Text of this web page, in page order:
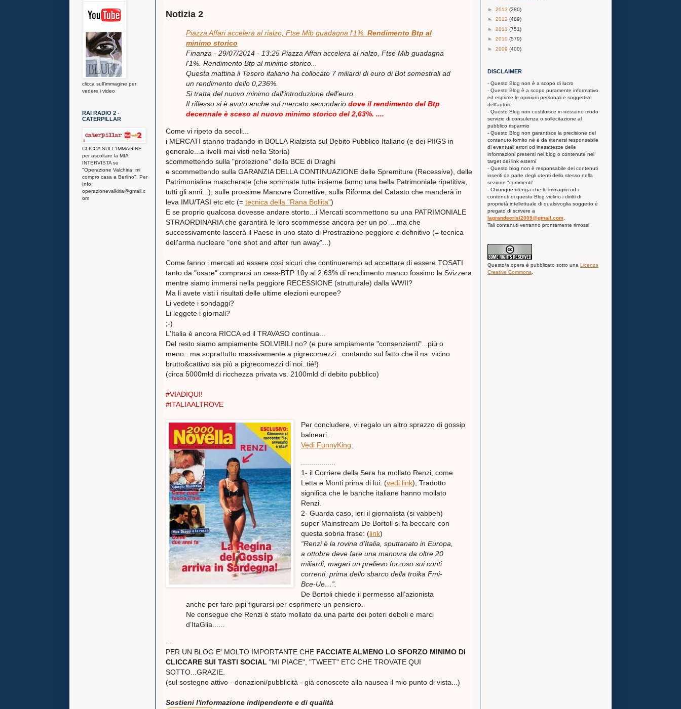
Notizia 2
Piazza Affari accelera al rialzo, Ftse Mib guadagna l'1%. Rendimento Btp al
minimo storico
Finanza - 29/07/2014 - 13:25 Piazza Affari accelera al rialzo, Ftse Mib guadagna
l'1%. Rendimento Btp al minimo storico...
Questa mattina il Tesoro italiano ha collocato 7 miliardi di euro di Bot semestrali ad
un rendimento dello 0,236%.
Si tratta del nuovo minimo dall'introduzione dell'euro.
Il riflesso si è avuto anche sul mercato secondario dove il rendimento del Btp
decennale è sceso al nuovo minimo storico del 2,63%. ....
Come vi ripeto da secoli...
i MERCATI stanno tradando in BOLLA Rialzista sul Debito Pubblico Italiano (e dei PIIGS in
generale...a livelli mai visti nella Storia)
scommettendo sulla "protezione" della BCE di Draghi
e scommettendo sulla GARANZIA DELLA CONTINUAZIONE delle Spremiture (Recessive), delle
Patrimonialine mascherate (che sommate tutte insieme fanno una bella Patrimoniale ripetitiva,
tutti gli anni...), sulle prossime Manovre Correttive, sulla Riforma del Catasto che manderà in
leva IMU/TASI etc etc (= tecnica della "Rana Bollita")
E se proprio qualcosa dovesse andare storto...i Mercati scommettono su una PATRIMONIALE
STRAORDINARIA che garantirà le loro scommesse ancora per un po' ...ma che
successivamente lascerà il Paese in uno stato di Prostrazione peggiore e definitivo (= tecnica
dell'arma nucleare "one shot and after run away"...)
Come fanno i mercati ad essere così sicuri che continueremo ad accettare di essere TOSATI
tanto da "osare" comprarsi un cess-BTP 10y al 2,63% di rendimento manco fossimo la Svizzera
mentre siamo immersi nella peggiore RECESSIONE (strutturale) dalla WWII?
Ma li avete visti i risultati delle ultime elezioni europee?
Li vedete i sondaggi?
Li leggete i giornali?
;-)
L'Italia è ancora RICCA ed il TRAVASO continua...
Del resto siamo ampiamente SOLVIBILI no? (e pure ampiamente "consenzienti"...più o
meno...ma soprattutto massivamente a pigrecomezzi...contando sul fatto che il ns. vicino
brutto&cattivo sia più a pigrecomezzi di noi..tié!)
(circa 5000mld di ricchezza privata vs. 2100mld di debito pubblico)
#VIADIQUI!
#ITALIAALTROVE
Per concludere, vi regalo un altro sprazzo di gossip
balneari...
Vedi FunnyKing:
1- il Corriere della Sera ha mollato Renzi, come
Letta e Monti prima di lui. (vedi link), Tradotto
significa che le banche italiane hanno mollato
Renzi.
2- Guarda caso, ieri il giornalista (si vabbeh)
super Mainstream De Bortoli si fa beccare con
questa sobria frase: (link)
“Renzi è la rovina d’Italia, sputtanato in Europa,
a ottobre deve fare una manovra da oltre 20
miliardi, magari un prelievo forzoso sui conti
correnti, prima dello sbarco della troika Fmi-
Bce-Ue…”.
De Bortoli chiede il permesso all’azionista
anche per fare pipi figurarsi per esprimere un pensiero.
Ne consegue che Renzi è stato mollato da una parte dei poteri deboli e marci
d’ItaGlia......
PER UN BLOG E' MOLTO IMPORTANTE CHE FACCIATE ALMENO LO SFORZO MINIMO DI
CLICCARE SUI TASTI SOCIAL "MI PIACE", "TWEET" ETC CHE TROVATE QUI
SOTTO...GRAZIE.
(sul sostegno attivo - donazioni/pubblicità - già conoscete alla nausea il mio punto di vista...)
Sostieni l'informazione indipendente e di qualità
clicca sull'immagine per
vedere i video
RAI RADIO 2 -
CATERPILLAR
CLICCA SULL'IMMAGINE
per ascoltare la MIA
INTERVISTA su
"Operazione Valchiria: mi
compro casa a Berlino". Per
Info:
operazionevalkiria@gmail.c
om
► 2013 (380)
► 2012 (489)
► 2011 (751)
► 2010 (579)
► 2009 (400)
DISCLAIMER
- Questo Blog non è a scopo di lucro
- Questo Blog è a scopo puramente informativo
ed esprime le opinioni personali e soggettive
dell'autore
- Questo Blog non costituisce in nessuno modo
servizio di consulenza o sollecitazione al
pubblico risparmio
- Questo Blog non garantisce la precisione del
contenuto fornito nè è da ritenersi responsabile
di eventuali errori od inesattezze delle
informazioni presenti nel blog o contenute nei
target dei link esterni
- Questo blog non è responsabile dei contenuti
inseriti da parte degli utenti dello stesso nella
sezione "commenti"
- Chiunque ritenga che le immagini od i
contenuti di questo Blog violino i diritti di
proprietà intellettuale di qualsivoglia soggetto è
pregato di scrivere a
lagrandecrisi2009@gmail.com
Tali contenuti verranno prontamente rimossi
Questo/a opera è pubblicato sotto una Licenza
Creative Commons